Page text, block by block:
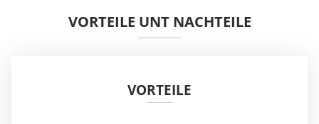
VORTEILE UNT NACHTEILE
VORTEILE